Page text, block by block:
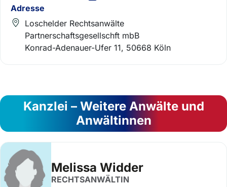
Adresse
Loschelder Rechtsanwälte
Partnerschaftsgesellschft mbB
Konrad-Adenauer-Ufer 11, 50668 Köln
Kanzlei – Weitere Anwälte und
Anwältinnen
Melissa Widder
RECHTSANWÄLTIN